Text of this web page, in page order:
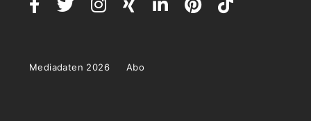
Mediadaten 2026 Abo